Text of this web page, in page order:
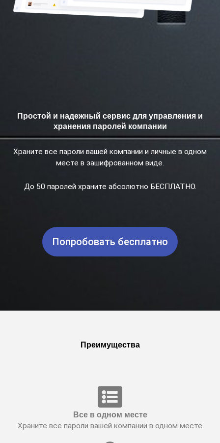
Простой и надежный сервис для управления и
хранения паролей компании
Храните все пароли вашей компании и личные в одном
месте в зашифрованном виде.
До 50 паролей храните абсолютно БЕСПЛАТНО.
Попробовать бесплатно
Преимущества
Все в одном месте
Храните все пароли вашей компании в одном месте